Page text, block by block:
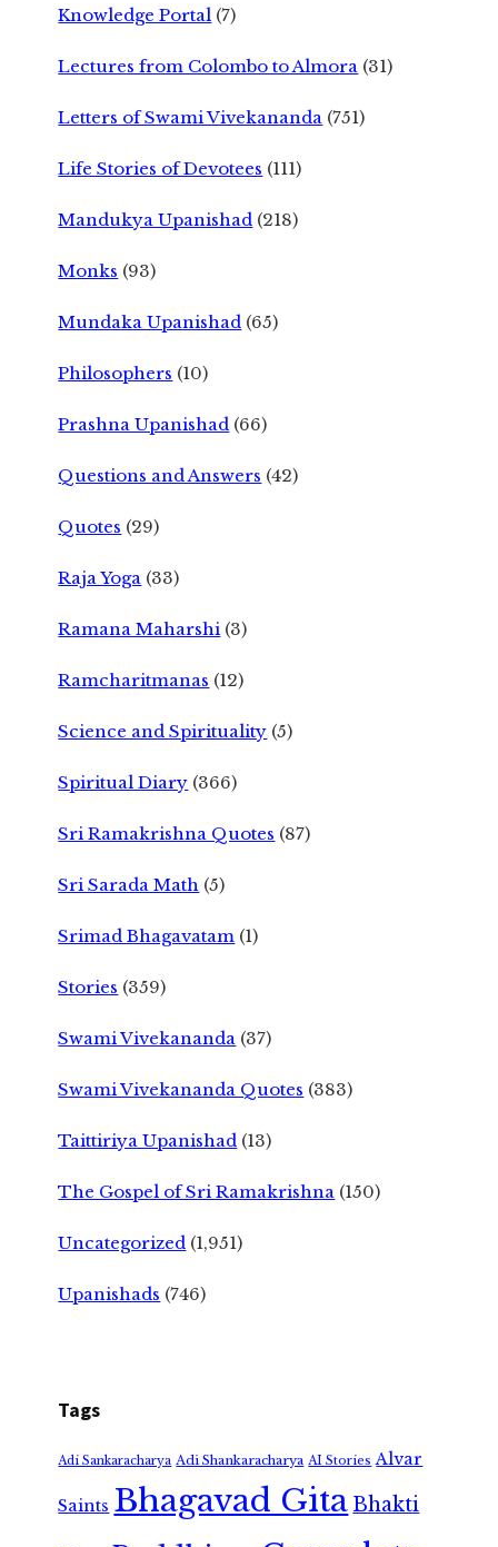
Knowledge Portal (7)
Lectures from Colombo to Almora (31)
Letters of Swami Vivekananda (751)
Life Stories of Devotees (111)
Mandukya Upanishad (218)
Monks (93)
Mundaka Upanishad (65)
Philosophers (10)
Prashna Upanishad (66)
Questions and Answers (42)
Quotes (29)
Raja Yoga (33)
Ramana Maharshi (3)
Ramcharitmanas (12)
Science and Spirituality (5)
Spiritual Diary (366)
Sri Ramakrishna Quotes (87)
Sri Sarada Math (5)
Srimad Bhagavatam (1)
Stories (359)
Swami Vivekananda (37)
Swami Vivekananda Quotes (383)
Taittiriya Upanishad (13)
The Gospel of Sri Ramakrishna (150)
Uncategorized (1,951)
Upanishads (746)
Tags
Adi Sankaracharya Adi Shankaracharya AI Stories Alvar
Saints Bhagavad GitaBhakti